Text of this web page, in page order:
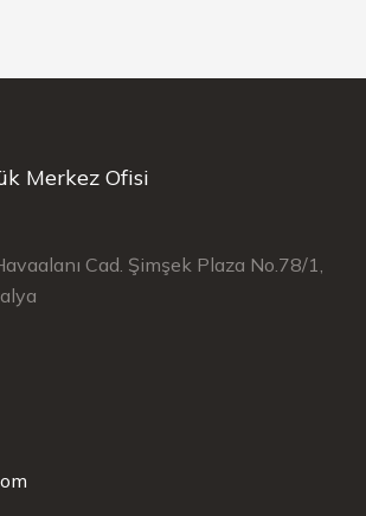
Merkez Ofisi
Cad. Şimşek Plaza No.78/1,